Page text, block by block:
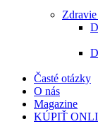
Časté otázky
O nás
Magazine
KÚPIŤ